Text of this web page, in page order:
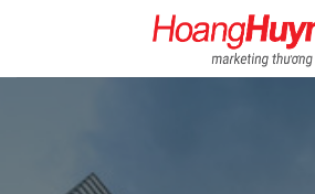
content